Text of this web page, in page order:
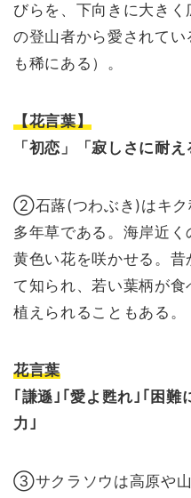
びらを、下向きに大きく
の登山者から愛されて
も稀にある）。
【花言葉】
「初恋」「寂しさに耐え
②石蕗(つわぶき)はキク
多年草である。海岸近
黄色い花を咲かせる。
て知られ、若い葉柄が
植えられることもある。
花言葉
｢謙遜｣｢愛よ甦れ｣｢困難
力｣
③サクラソウは高原や